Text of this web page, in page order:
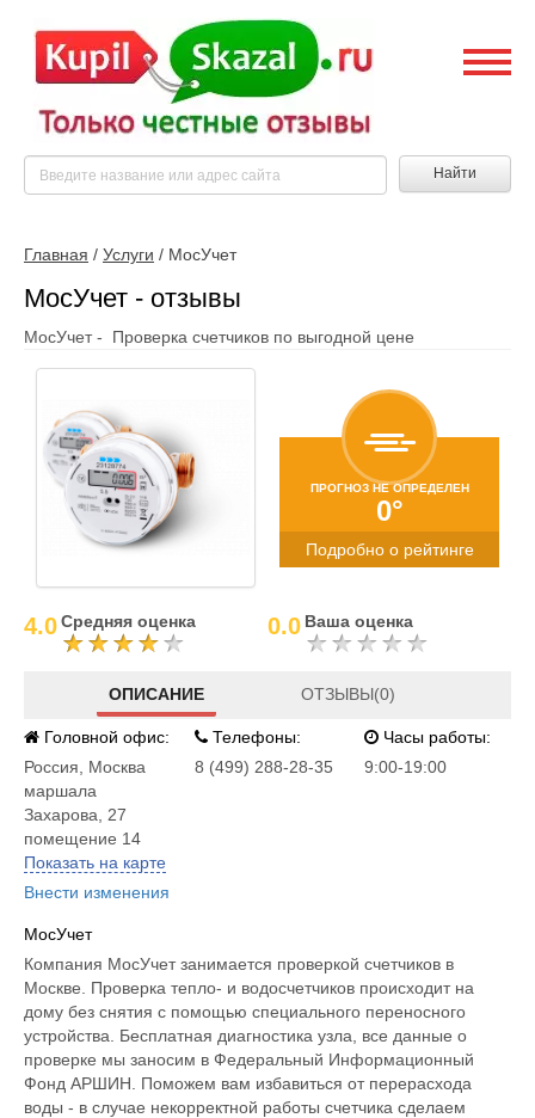
Найти
Главная / Услуги / МосУчет
МосУчет - отзывы
МосУчет - Проверка счетчиков по выгодной цене
ПРОГНОЗ НЕ ОПРЕДЕЛЕН
0°
Подробно о рейтинге
4.0Средняя оценка 0.0 Ваша оценка
ОПИСАНИЕ ОТЗЫВЫ(0)
Головной офис:
Россия
Москва
маршала
Захарова, 27
помещение 14
Показать на карте
Внести изменения
Телефоны:
8 (499) 288-28-35
Часы работы:
9:00-19:00
МосУчет
Компания МосУчет занимается проверкой счетчиков в
Москве. Проверка тепло- и водосчетчиков происходит на
дому без снятия с помощью специального переносного
устройства. Бесплатная диагностика узла, все данные о
проверке мы заносим в Федеральный Информационный
Фонд АРШИН. Поможем вам избавиться от перерасхода
воды - в случае некорректной работы счетчика сделаем